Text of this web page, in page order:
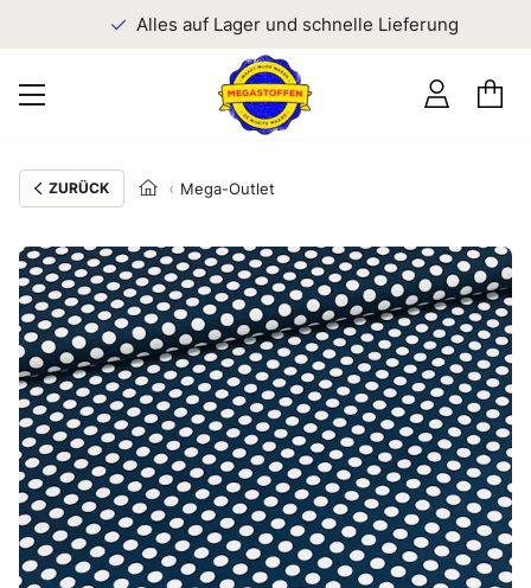
Alles auf Lager und schnelle Lieferung
ZURÜCK Mega-Outlet